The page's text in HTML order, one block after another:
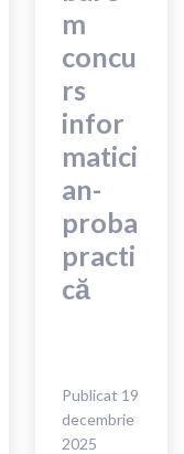
m
concu
rs
infor
matici
an-
proba
practi
că
Publicat 19
decembrie
2025